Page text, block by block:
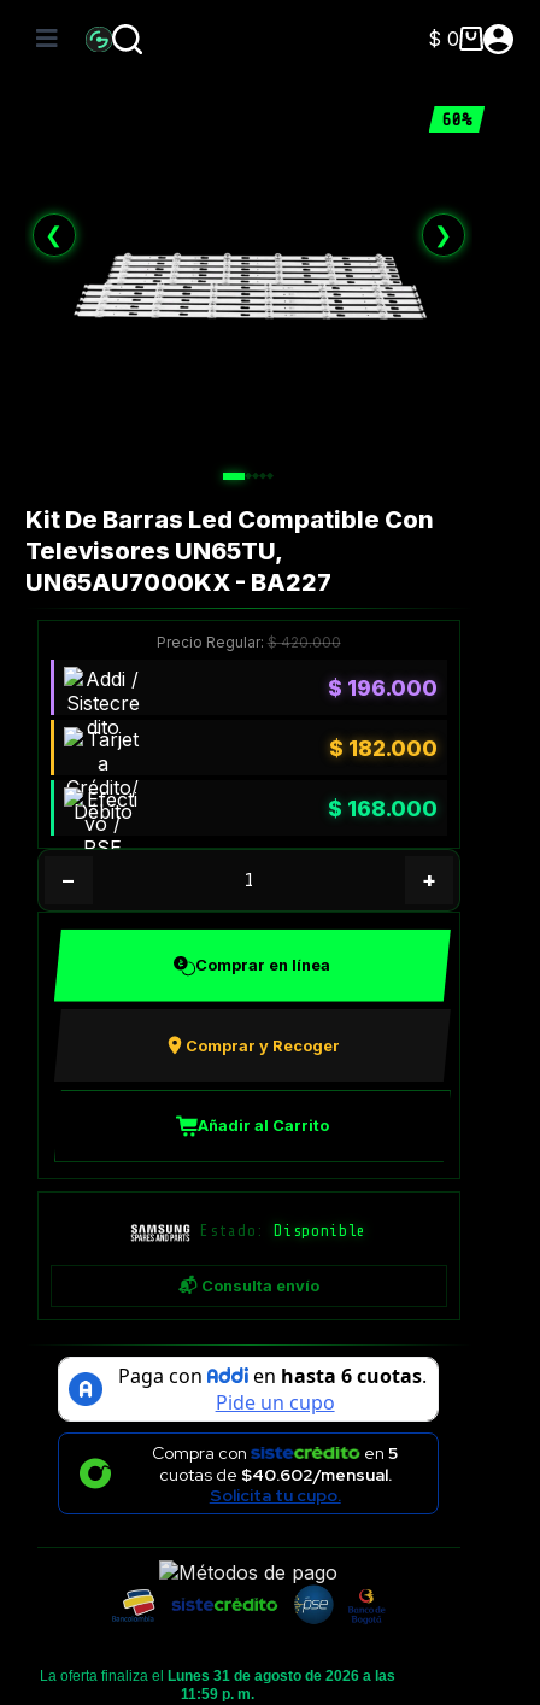
Carro
$ 0
60%
❮ ❯
Kit De Barras Led Compatible Con
Televisores UN65TU,
UN65AU7000KX - BA227
Precio Regular:$420.000
$ 196.000
$ 182.000
$ 168.000
− +
Comprar en línea
Comprar y Recoger
Añadir al Carrito
Estado: Disponible
📬 Consulta envío
Compra con en5
cuotas de $40.602/mensual.
Solicita tu cupo.
La oferta finaliza el
Lunes 31 de agosto de 2026 a las
11:59 p. m.